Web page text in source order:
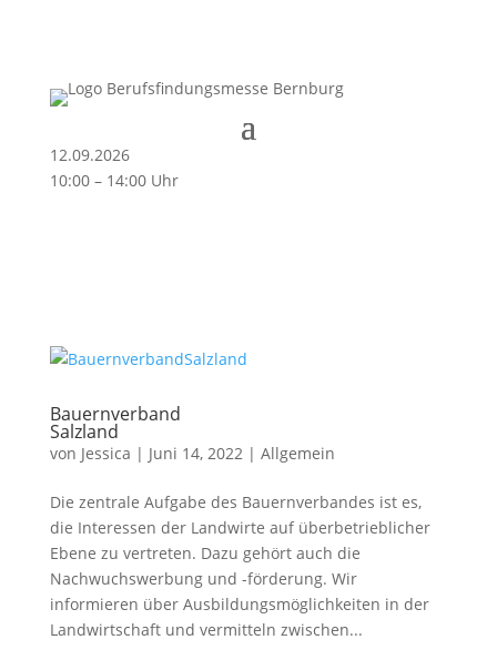
12.09.2026
10:00 – 14:00 Uhr
Bauernverband
Salzland
von Jessica | Juni 14, 2022| Allgemein
Die zentrale Aufgabe des Bauernverbandes ist es,
die Interessen der Landwirte auf überbetrieblicher
Ebene zu vertreten. Dazu gehört auch die
Nachwuchswerbung und -förderung. Wir
informieren über Ausbildungsmöglichkeiten in der
Landwirtschaft und vermitteln zwischen...